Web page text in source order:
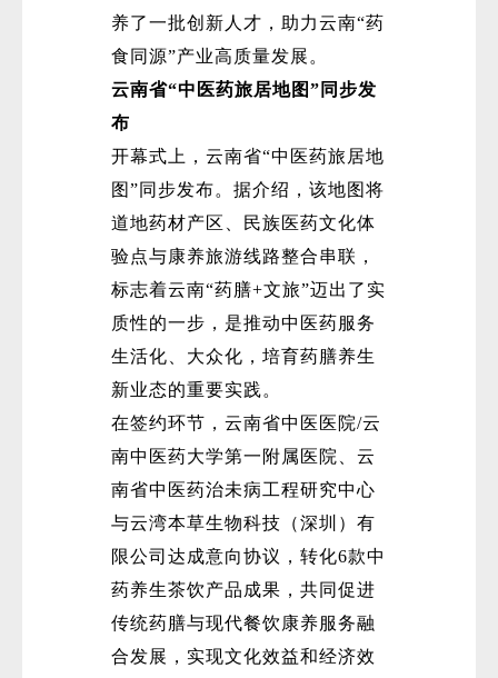
养了一批创新人才，助力云南“药
食同源”产业高质量发展。
云南省“中医药旅居地图”同步发
布
开幕式上，云南省“中医药旅居地
图”同步发布。据介绍，该地图将
道地药材产区、民族医药文化体
验点与康养旅游线路整合串联，
标志着云南“药膳+文旅”迈出了实
质性的一步，是推动中医药服务
生活化、大众化，培育药膳养生
新业态的重要实践。
在签约环节，云南省中医医院/云
南中医药大学第一附属医院、云
南省中医药治未病工程研究中心
与云湾本草生物科技（深圳）有
限公司达成意向协议，转化6款中
药养生茶饮产品成果，共同促进
传统药膳与现代餐饮康养服务融
合发展，实现文化效益和经济效